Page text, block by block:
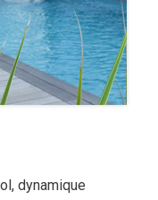
dynamique